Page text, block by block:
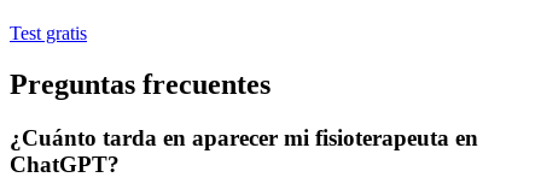
Test gratis
Preguntas frecuentes
¿Cuánto tarda en aparecer mi fisioterapeuta en
ChatGPT?